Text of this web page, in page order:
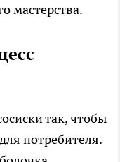
мастерства.
так, чтобы
потребителя.